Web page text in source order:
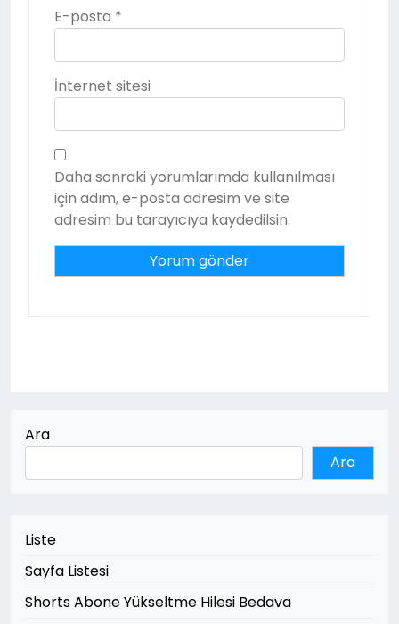
E-posta *
İnternet sitesi
Daha sonraki yorumlarımda kullanılması
için adım, e-posta adresim ve site
adresim bu tarayıcıya kaydedilsin.
Ara
Ara
Liste
Sayfa Listesi
Shorts Abone Yükseltme Hilesi Bedava